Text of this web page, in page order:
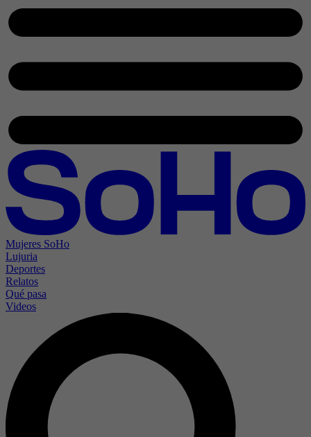
Mujeres SoHo
Lujuria
Deportes
Relatos
Qué pasa
Videos